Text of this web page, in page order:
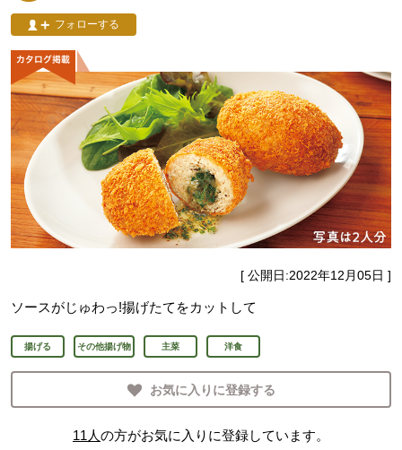
フォローする
[ 公開日:2022年12月05日 ]
ソースがじゅわっ!揚げたてをカットして
揚げる その他揚げ物 主菜 洋食
お気に入りに登録する
11 人の方がお気に入りに登録しています。